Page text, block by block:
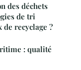
des déchets
de tri
recyclage ?
: qualité